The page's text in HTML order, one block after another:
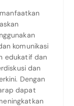
komunikasi
edukatif dan
dan
Dengan
dapat